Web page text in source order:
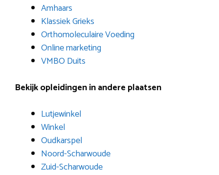
Amhaars
Klassiek Grieks
Orthomoleculaire Voeding
Online marketing
VMBO Duits
Bekijk opleidingen in andere plaatsen
Lutjewinkel
Winkel
Oudkarspel
Noord-Scharwoude
Zuid-Scharwoude